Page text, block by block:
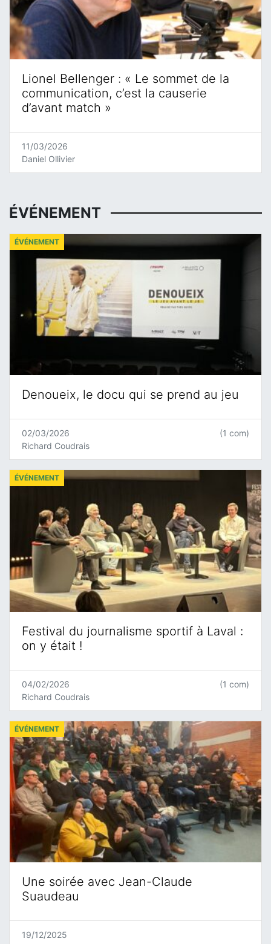
Lionel Bellenger : « Le sommet de la
communication, c’est la causerie
d’avant match »
11/03/2026
Daniel Ollivier
ÉVÉNEMENT
Denoueix, le docu qui se prend au jeu
ÉVÉNEMENT
02/03/2026
Richard Coudrais
(1 com)
Festival du journalisme sportif à Laval :
on y était !
ÉVÉNEMENT
04/02/2026
Richard Coudrais
(1 com)
Une soirée avec Jean-Claude
Suaudeau
ÉVÉNEMENT
19/12/2025